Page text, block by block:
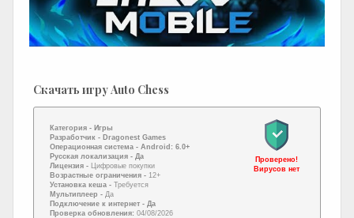
Скачать игру Auto Chess
Категория - Игры
Разработчик - Dragonest Games
Операционная система - Android: 6.0+
Русская локализация - Да
Лицензия -
Цифровые покупки
Возрастные ограничения - 12+
Установка кеша - Требуется
Мультиплеер - Да
Подключение к интернет - Да
Проверка обновления: 04/08/2026
Проверено!
Вирусов нет